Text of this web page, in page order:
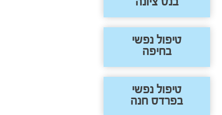
טיפול נפשי
בחיפה
טיפול נפשי
בפרדס חנה